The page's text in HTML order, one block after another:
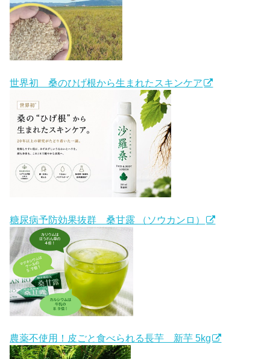
世界初 桑のひげ根から生まれたスキンケア
糖尿病予防効果抜群 桑甘露 （ソウカンロ）
農薬不使用！皮ごと食べられる長芋 新芋 5kg